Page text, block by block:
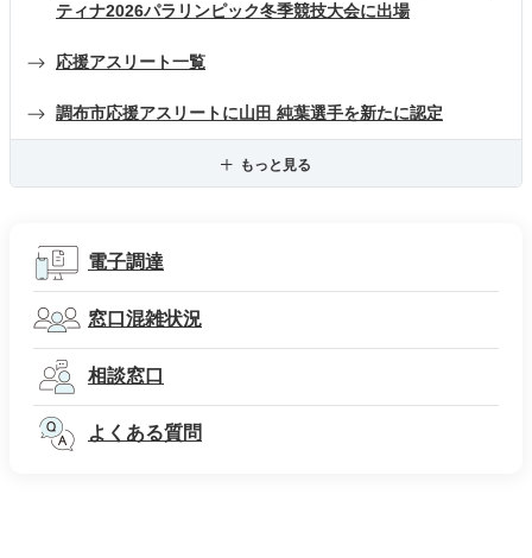
ティナ2026パラリンピック冬季競技大会に出場
応援アスリート一覧
調布市応援アスリートに山田 純葉選手を新たに認定
もっと見る
電子調達
窓口混雑状況
相談窓口
よくある質問